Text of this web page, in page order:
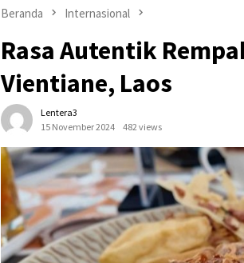
Beranda Internasional
Rasa Autentik
Vientiane, Laos
Lentera3
15 November 2024
482 views